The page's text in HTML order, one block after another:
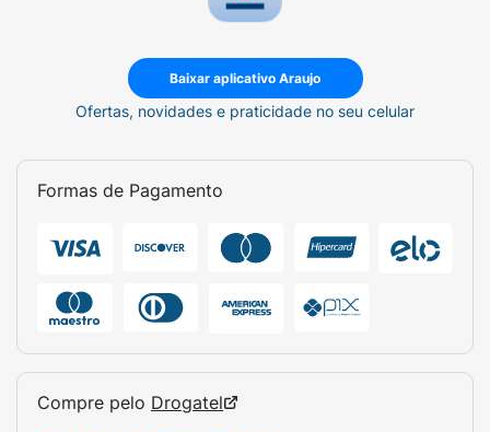
Baixar aplicativo Araujo
Ofertas, novidades e praticidade no seu celular
Formas de Pagamento
Compre pelo Drogatel